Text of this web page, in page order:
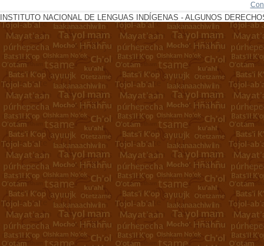
INSTITUTO NACIONAL DE LENGUAS INDÍGENAS - ALGUNOS